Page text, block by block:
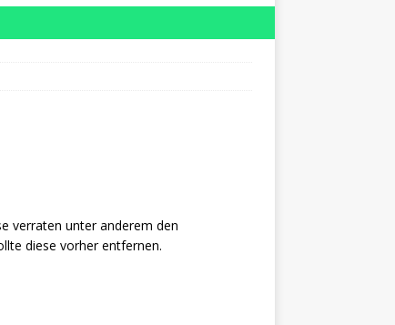
verraten unter anderem den
diese vorher entfernen.